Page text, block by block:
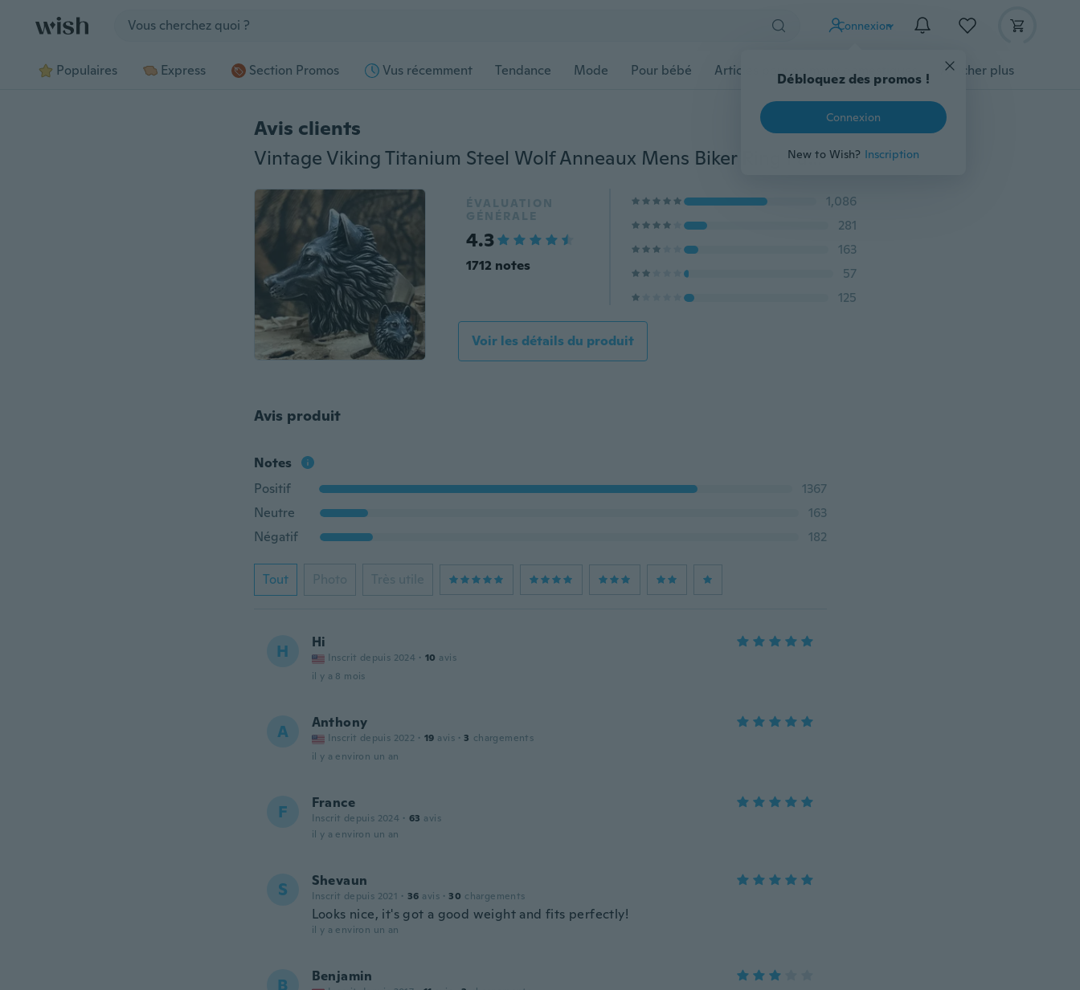
Connexion
Débloquez des promos !
Connexion
New to Wish? Inscription
Populaires Express Section Promos Vus récemment Tendance Mode Pour bébé Articles pour animaux domestiques Afficher plus
Avis clients
Vintage Viking Titanium Steel Wolf Anneaux Mens Biker Ring Fashion Wolf Head Bijoux Anneaux pour hommes
ÉVALUATION
GÉNÉRALE
4.3
1712 notes
1,086
281
163
57
125
Voir les détails du produit
Avis produit
Notes
Positif
1367
Neutre
163
Négatif
182
Tout Photo Très utile
H Hi
Inscrit depuis 2024 · 10 avis
il y a 8 mois
A Anthony
Inscrit depuis 2022 · 19 avis · 3 chargements
il y a environ un an
F France
Inscrit depuis 2024 · 63 avis
il y a environ un an
S Shevaun
Inscrit depuis 2021 · 36 avis · 30 chargements
Looks nice, it's got a good weight and fits perfectly!
il y a environ un an
B Benjamin